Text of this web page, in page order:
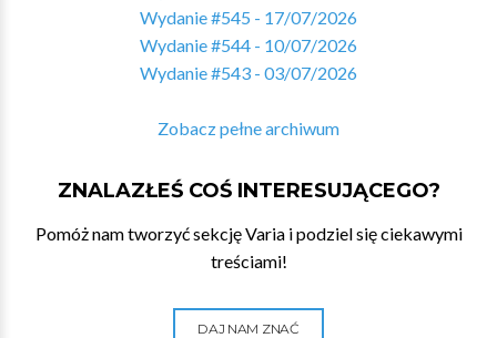
Wydanie #545 - 17/07/2026
Wydanie #544 - 10/07/2026
Wydanie #543 - 03/07/2026
Zobacz pełne archiwum
ZNALAZŁEŚ COŚ INTERESUJĄCEGO?
Pomóż nam tworzyć sekcję Varia i podziel się ciekawymi
treściami!
DAJ NAM ZNAĆ